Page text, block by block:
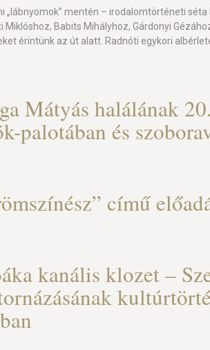
„lábnyomok” mentén – irodalomtörténeti
Miklóshoz, Babits Mihályhoz, Gárdonyi
érintünk az út alatt. Radnóti egykori
Mátyás halálának
palotában és
című
kanális klozet –